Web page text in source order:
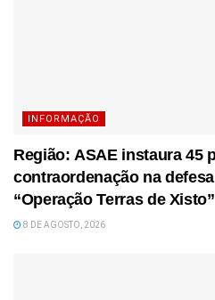
INFORMAÇÃO
Região: ASAE instaura 45
contraordenação na
“Operação Terras de Xisto”
8 DE AGOSTO, 2026